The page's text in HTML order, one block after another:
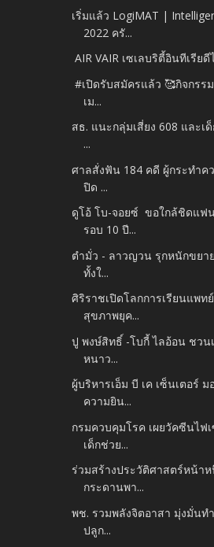
เริ่มแล้ว LogiMAT |
2022 ครั...
AIR VAIR เซเลบริตี้อินทีเรีย
#เปิดรับสมัครแล้ว 🥰กิจกรร
เม...
สธ. แนะกลุ่มเสี่ยง 608 และเ
...
ศาลสั่งฟัน 184 คดี ผู้กระทำค
ปิด ...
ดูโอ้ โบ-จอยซ์ ขอใกล้ชิดแฟ
รอบ 10 ปี...
ตำมั่ว - ลาวญวน รุกหนักขยา
ทั้งใ...
ศิริราชเปิดโลกการเรียนแพท
สุขภาพยุค...
ปู พงษ์สิทธิ์ -โบกี้ ไลอ้อน ชวน
หนาว...
ผู้บริหารเอ็ม บี เค เซ็นเตอร์
ความยิน...
กรมควบคุมโรค เผยวัคซีนไฟ
เด็กช่วย...
ร่วมสร้างประวัติศาสตร์หน้า
กระดานพา...
พช. รวมพลังจิตอาสา มุ่งมั่นท
ปลูก...